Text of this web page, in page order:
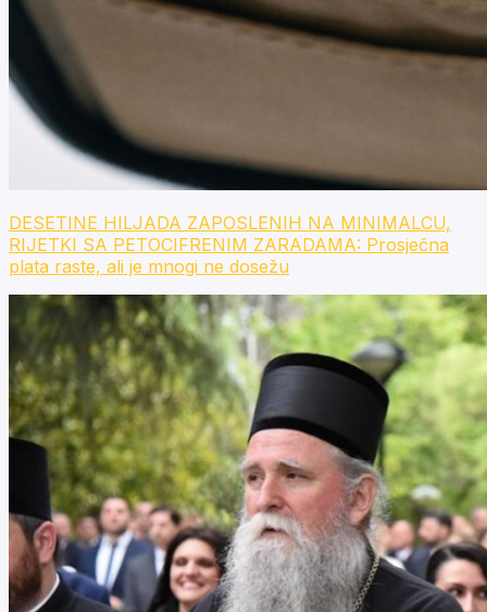
DESETINE HILJADA ZAPOSLENIH NA MINIMALCU,
RIJETKI SA PETOCIFRENIM ZARADAMA: Prosječna
plata raste, ali je mnogi ne dosežu